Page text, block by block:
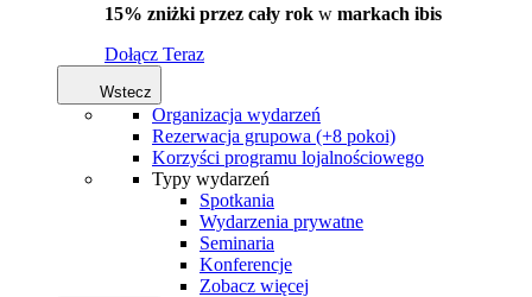
15% zniżki przez cały rok w markach ibis
Dołącz Teraz
Wstecz
Organizacja wydarzeń
Rezerwacja grupowa (+8 pokoi)
Korzyści programu lojalnościowego
Typy wydarzeń
Spotkania
Wydarzenia prywatne
Seminaria
Konferencje
Zobacz więcej